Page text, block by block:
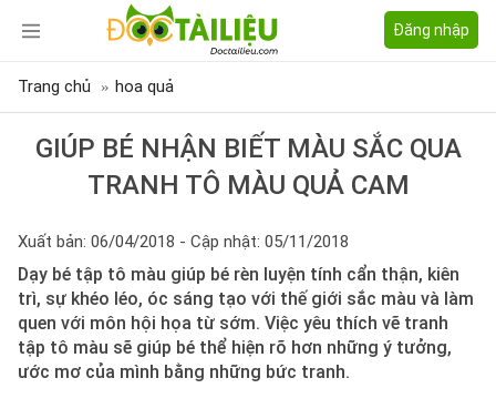
Đăng nhập
Trang chủ hoa quả
GIÚP BÉ NHẬN BIẾT MÀU SẮC QUA
TRANH TÔ MÀU QUẢ CAM
Xuất bản: 06/04/2018 - Cập nhật: 05/11/2018
Dạy bé tập tô màu giúp bé rèn luyện tính cẩn thận, kiên
trì, sự khéo léo, óc sáng tạo với thế giới sắc màu và làm
quen với môn hội họa từ sớm. Việc yêu thích vẽ tranh
tập tô màu sẽ giúp bé thể hiện rõ hơn những ý tưởng,
ước mơ của mình bằng những bức tranh.